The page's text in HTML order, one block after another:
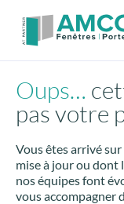
Oups…
pas votre
Vous êtes arrivé sur
mise à jour ou dont
nos équipes font
vous accompagner